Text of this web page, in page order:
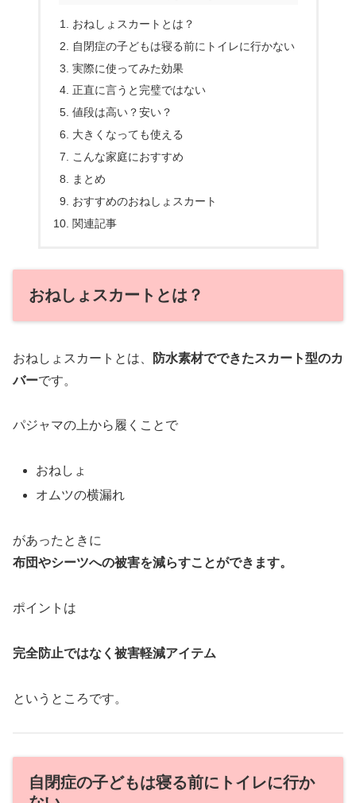
おねしょスカートとは？
自閉症の子どもは寝る前にトイレに行かない
実際に使ってみた効果
正直に言うと完璧ではない
値段は高い？安い？
大きくなっても使える
こんな家庭におすすめ
まとめ
おすすめのおねしょスカート
関連記事
おねしょスカートとは？
おねしょスカートとは、
防水素材でできたスカート型のカ
バーです。
パジャマの上から履くことで
おねしょ
オムツの横漏れ
があったときに
布団やシーツへの被害を減らすことができます。
ポイントは
完全防止ではなく被害軽減アイテム
というところです。
自閉症の子どもは寝る前にトイレに行か